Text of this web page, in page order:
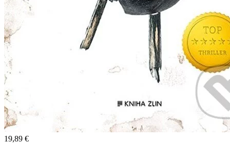
19,89 €